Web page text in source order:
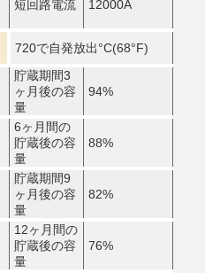
短回路電流 12000A
720で自発放出°C(68°F)
貯蔵期間3
ヶ月後の容
量
94%
6ヶ月間の
貯蔵後の容
量
88%
貯蔵期間9
ヶ月後の容
量
82%
12ヶ月間の
貯蔵後の容
量
76%